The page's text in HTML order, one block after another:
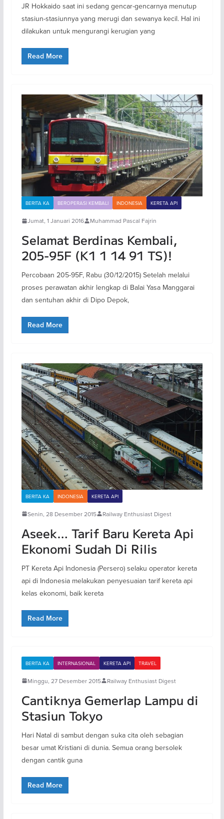
JR Hokkaido saat ini sedang gencar-gencarnya menutup
stasiun-stasiunnya yang merugi dan sewanya kecil. Hal ini
dilakukan untuk mengurangi kerugian yang
Read More
BERITA KA BEROPERASI KEMBALI INDONESIA KERETA API
Jumat, 1 Januari 2016 Muhammad Pascal Fajrin
Selamat Berdinas Kembali,
205-95F (K1 1 14 91 TS)!
Percobaan 205-95F, Rabu (30/12/2015) Setelah melalui
proses perawatan akhir lengkap di Balai Yasa Manggarai
dan sentuhan akhir di Dipo Depok,
Read More
BERITA KA INDONESIA KERETA API
Senin, 28 Desember 2015 Railway Enthusiast Digest
Aseek… Tarif Baru Kereta Api
Ekonomi Sudah Di Rilis
PT Kereta Api Indonesia (Persero) selaku operator kereta
api di Indonesia melakukan penyesuaian tarif kereta api
kelas ekonomi, baik kereta
Read More
BERITA KA INTERNASIONAL KERETA API TRAVEL
Minggu, 27 Desember 2015 Railway Enthusiast Digest
Cantiknya Gemerlap Lampu di
Stasiun Tokyo
Hari Natal di sambut dengan suka cita oleh sebagian
besar umat Kristiani di dunia. Semua orang bersolek
dengan cantik guna
Read More